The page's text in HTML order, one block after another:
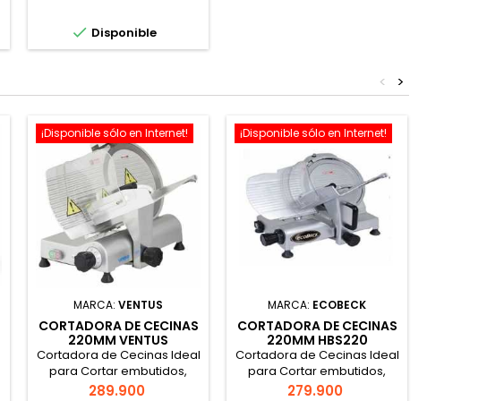
 Disponible
>
<
¡Disponible sólo en Internet!
MARCA: VENTUS
CORTADORA DE CECINAS
220MM VENTUS
Cortadora de Cecinas Ideal
para Cortar embutidos,
Cecinas, Fiambres.
Precio
289.900
¡Disponible sólo en Internet!
MARCA: ECOBECK
CORTADORA DE CECINAS
220MM HBS220
Cortadora de Cecinas Ideal
para Cortar embutidos,
Cecinas, Fiambres.
Precio
279.900